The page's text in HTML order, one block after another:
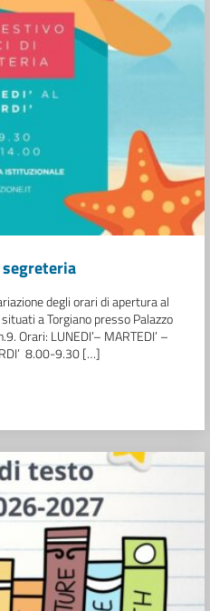
degli orari di apertura al
a Torgiano presso Palazzo
Orari: LUNEDI’– MARTEDI’ –
8.00-9.30 […]